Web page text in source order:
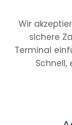
Wir
sichere
Terminal